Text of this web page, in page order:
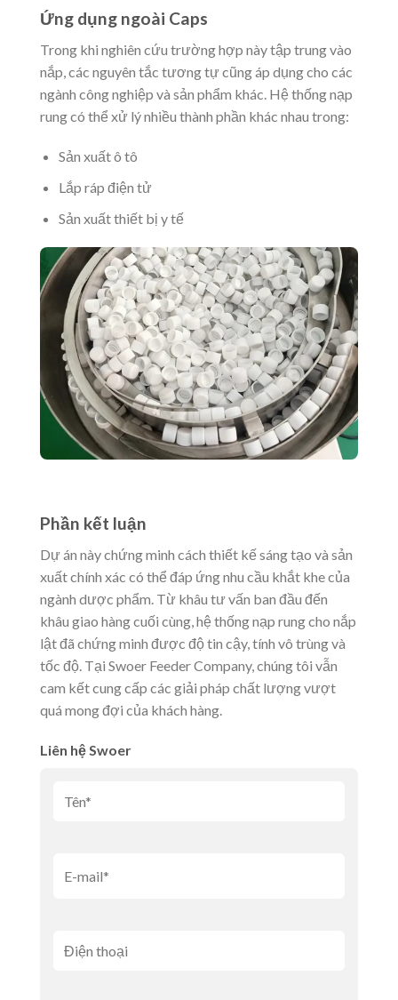
Ứng dụng ngoài Caps
Trong khi nghiên cứu trường hợp này tập trung vào
nắp, các nguyên tắc tương tự cũng áp dụng cho các
ngành công nghiệp và sản phẩm khác. Hệ thống nạp
rung có thể xử lý nhiều thành phần khác nhau trong:
Sản xuất ô tô
Lắp ráp điện tử
Sản xuất thiết bị y tế
Phần kết luận
Dự án này chứng minh cách thiết kế sáng tạo và sản
xuất chính xác có thể đáp ứng nhu cầu khắt khe của
ngành dược phẩm. Từ khâu tư vấn ban đầu đến
khâu giao hàng cuối cùng, hệ thống nạp rung cho nắp
lật đã chứng minh được độ tin cậy, tính vô trùng và
tốc độ. Tại Swoer Feeder Company, chúng tôi vẫn
cam kết cung cấp các giải pháp chất lượng vượt
quá mong đợi của khách hàng.
Liên hệ Swoer